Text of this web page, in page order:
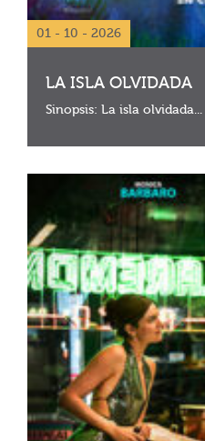
01 - 10 - 2026
LA ISLA OLVIDADA
Sinopsis: La isla olvidada...